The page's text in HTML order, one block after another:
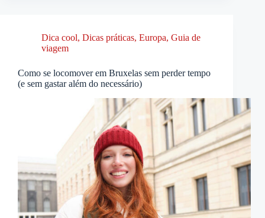
Dica cool, Dicas práticas, Europa, Guia de
viagem
Como se locomover em Bruxelas sem perder tempo
(e sem gastar além do necessário)